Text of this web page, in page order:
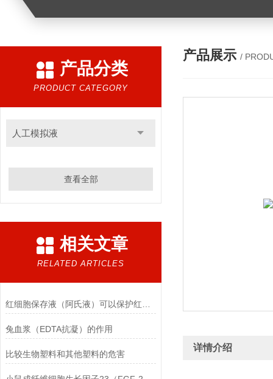
产品分类
PRODUCT CATEGORY
人工模拟液
查看全部
相关文章
RELATED ARTICLES
兔血浆（EDTA抗凝）的作用
比较生物塑料和其他塑料的危害
产品展示 /
详情介绍